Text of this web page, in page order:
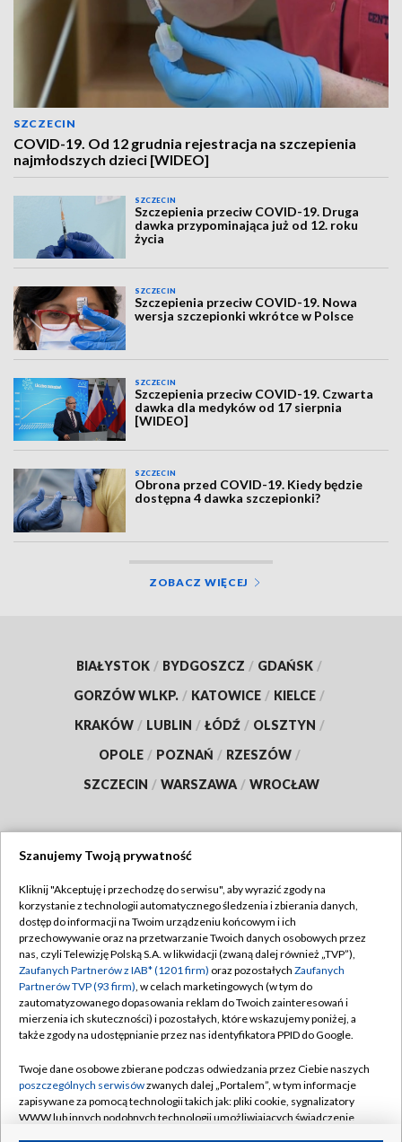
SZCZECIN
COVID-19. Od 12 grudnia rejestracja na szczepienia
najmłodszych dzieci [WIDEO]
SZCZECIN
Szczepienia przeciw COVID-19. Druga
dawka przypominająca już od 12. roku
życia
SZCZECIN
Szczepienia przeciw COVID-19. Nowa
wersja szczepionki wkrótce w Polsce
SZCZECIN
Szczepienia przeciw COVID-19. Czwarta
dawka dla medyków od 17 sierpnia
[WIDEO]
SZCZECIN
Obrona przed COVID-19. Kiedy będzie
dostępna 4 dawka szczepionki?
ZOBACZ WIĘCEJ
BIAŁYSTOK / BYDGOSZCZ / GDAŃSK /
GORZÓW WLKP. / KATOWICE / KIELCE /
KRAKÓW / LUBLIN / ŁÓDŹ / OLSZTYN /
OPOLE / POZNAŃ / RZESZÓW /
SZCZECIN / WARSZAWA / WROCŁAW
TVP
Abonament TVP
Emisja w TVP
Centrum informacji TVP
Naziemna Telewizja Cyfrowa
Rada Programowa
System NOS
Regulamin TVP
Polityka prywatności
Moje zgody
Pomoc
Kontakt
Szanujemy Twoją prywatność
Kliknij "Akceptuję i przechodzę do serwisu", aby wyrazić zgody na
korzystanie z technologii automatycznego śledzenia i zbierania danych,
dostęp do informacji na Twoim urządzeniu końcowym i ich
przechowywanie oraz na przetwarzanie Twoich danych osobowych przez
nas, czyli Telewizję Polską S.A. w likwidacji (zwaną dalej również „TVP”),
Zaufanych Partnerów z IAB* (1201 firm) oraz pozostałych Zaufanych
Partnerów TVP (93 firm), w celach marketingowych (w tym do
zautomatyzowanego dopasowania reklam do Twoich zainteresowań i
mierzenia ich skuteczności) i pozostałych, które wskazujemy poniżej, a
także zgody na udostępnianie przez nas identyfikatora PPID do Google.
Twoje dane osobowe zbierane podczas odwiedzania przez Ciebie naszych
poszczególnych serwisówzwanych dalej „Portalem”, w tym informacje
zapisywane za pomocą technologii takich jak: pliki cookie, sygnalizatory
WWW lub innych podobnych technologii umożliwiających świadczenie